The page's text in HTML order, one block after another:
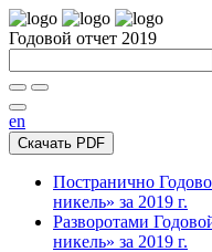
Годовой отчет 2019
en
Скачать PDF
Постранично
никель» за 2019 г.
Разворотами
никель» за 2019 г.